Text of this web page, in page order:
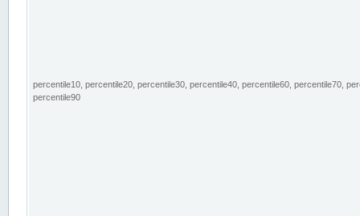
percentile10, percentile20, percentile30, percentile40, percentile60, percentile70,
percentile90